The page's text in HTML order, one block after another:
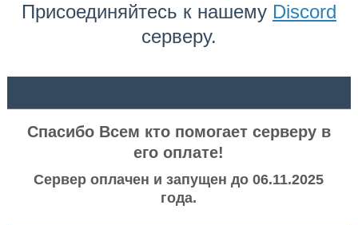
Присоединяйтесь к нашему Discord
серверу.
Спасибо Всем кто помогает серверу в
его оплате!
Сервер оплачен и запущен до 06.11.2025
года.